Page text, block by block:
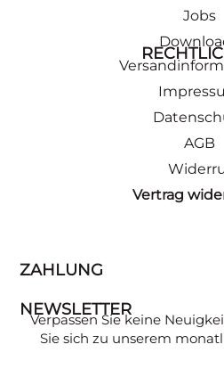
Jobs
AGB
Vertrag
ZAHLUNG
NEWSLETTER
Verpassen Sie keine
Sie sich zu unserem